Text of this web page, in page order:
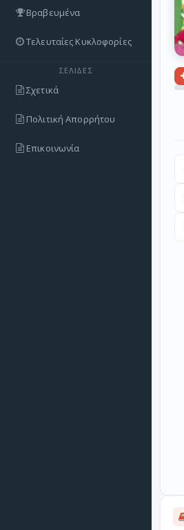
Βραβευμένα
Τελευταίες Κυκλοφορίες
ΣΕΛΊΔΕΣ
Σχετικά
Πολιτική Απορρήτου
Επικοινωνία